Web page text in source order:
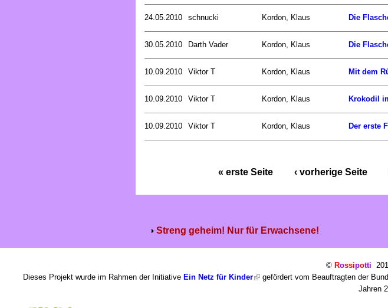
24.05.2010 schnucki Kordon, Klaus Die
30.05.2010 Darth Vader Kordon, Klaus Die
10.09.2010 Viktor T Kordon, Klaus Mit dem
10.09.2010 Viktor T Kordon, Klaus Krokodil
10.09.2010 Viktor T Kordon, Klaus Der erste
« erste Seite ‹ vorherige Seite
Streng geheim! Nur für Erwachsene!
© Rossipotti
Dieses Projekt wurde im Rahmen der Initiative Ein Netz für Kinder
gefördert vom Beauftragten der
Jahren